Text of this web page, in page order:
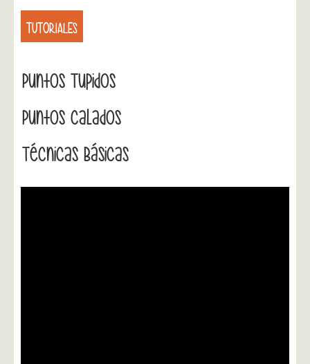
TUTORIALES
Puntos Tupidos
Puntos Calados
Técnicas Básicas